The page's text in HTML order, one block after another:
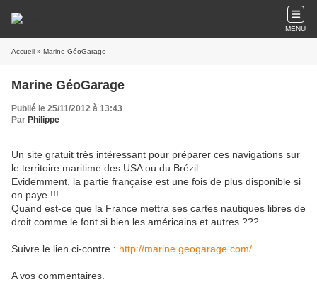
MENU
Accueil » Marine GéoGarage
Marine GéoGarage
Publié le 25/11/2012 à 13:43
Par Philippe
Un site gratuit très intéressant pour préparer ces navigations sur
le territoire maritime des USA ou du Brézil.
Evidemment, la partie française est une fois de plus disponible si
on paye !!!
Quand est-ce que la France mettra ses cartes nautiques libres de
droit comme le font si bien les américains et autres ???
Suivre le lien ci-contre : http://marine.geogarage.com/
A vos commentaires.